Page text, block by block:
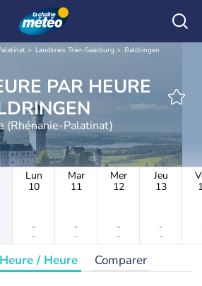
Landkreis Trier-Saarburg Baldringen
PAR HEURE
(Rhénanie-Palatinat)
Lun
10
-
-
Mar
11
-
-
Mer
12
-
-
Jeu
13
-
-
Heure / Heure Comparer